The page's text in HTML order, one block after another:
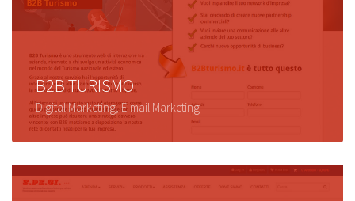
B2B TURISMO
Digital Marketing, E-mail Marketing